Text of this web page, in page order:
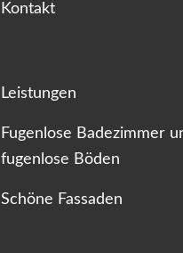
Kontakt
Leistungen
Fugenlose Badezimmer
fugenlose Böden
Schöne Fassaden